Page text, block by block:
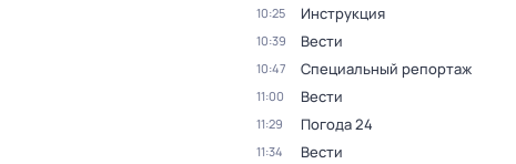
10:25 Инструкция
10:39 Вести
10:47 Специальный репортаж
11:00 Вести
11:29 Погода 24
11:34 Вести